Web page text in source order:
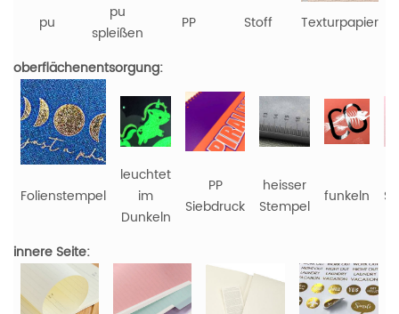
pu
pu
spleißen
PP Stoff Texturpapier
oberflächenentsorgung:
Folienstempel
leuchtet
im
Dunkeln
PP
Siebdruck
heisser
Stempel
funkeln
innere Seite: